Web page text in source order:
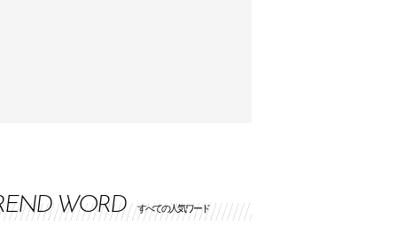
WORD すべての人気ワード